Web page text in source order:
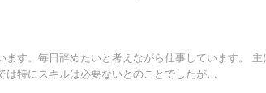
ます。毎日辞めたいと考えながら仕事しています。 主
は特にスキルは必要ないとのことでしたが…